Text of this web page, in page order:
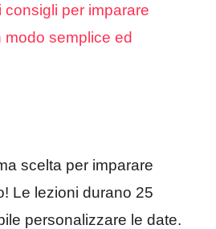
per imparare
modo semplice ed
scelta per imparare
Le lezioni durano 25
personalizzare le date.